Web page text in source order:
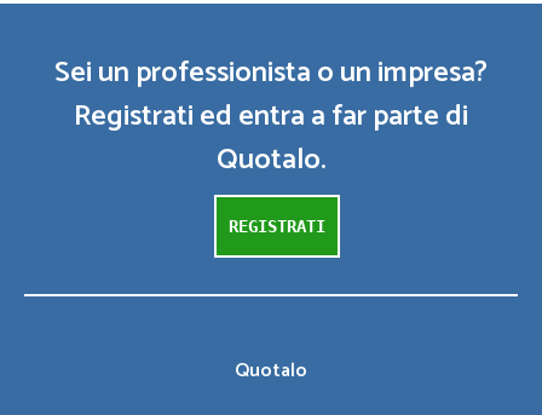
Sei un professionista o un impresa?
Registrati ed entra a far parte di
Quotalo.
REGISTRATI
Quotalo